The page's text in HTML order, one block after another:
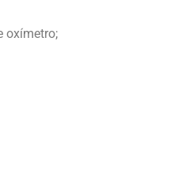
oxímetro;